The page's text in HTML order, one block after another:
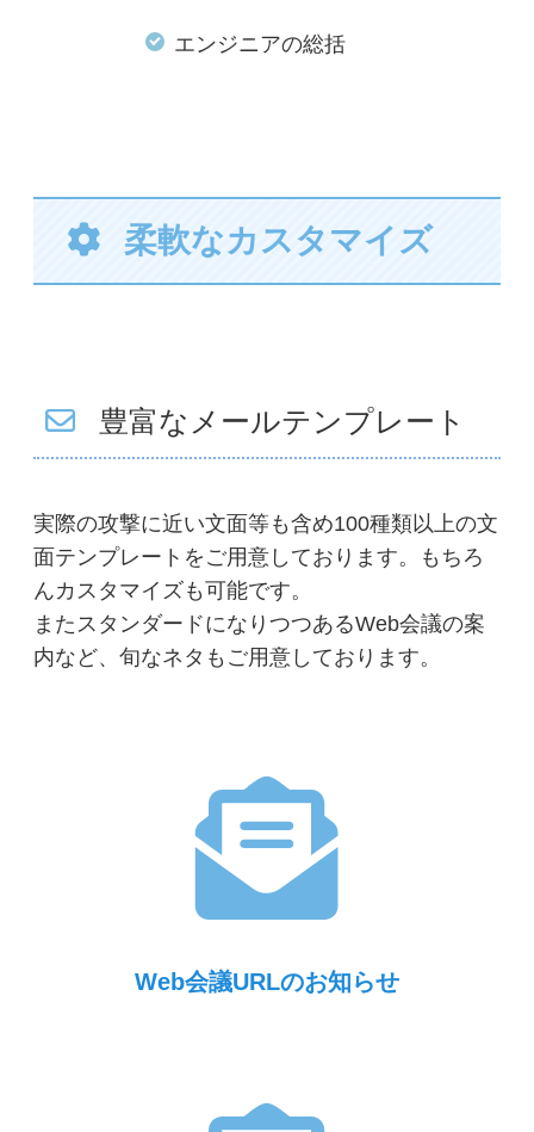
エンジニアの総括
柔軟なカスタマイズ
豊富なメールテンプレート
実際の攻撃に近い文面等も含め100種類以上の文
面テンプレートをご用意しております。もちろ
んカスタマイズも可能です。
またスタンダードになりつつあるWeb会議の案
内など、旬なネタもご用意しております。
Web会議URLのお知らせ